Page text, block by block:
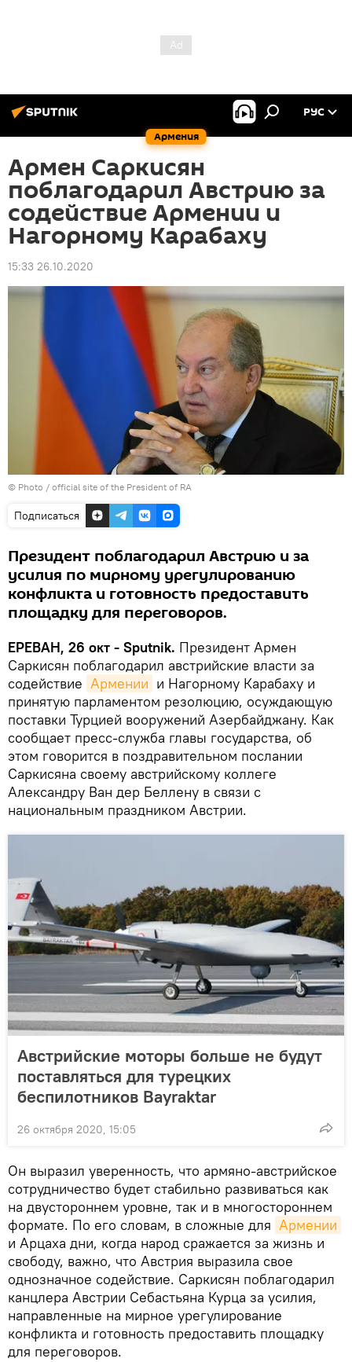
Армения
РУС
Армен Саркисян
поблагодарил Австрию за
содействие Армении и
Нагорному Карабаху
15:33 26.10.2020
© Photo / official site of the President of RA
Подписаться
Президент поблагодарил Австрию и за
усилия по мирному урегулированию
конфликта и готовность предоставить
площадку для переговоров.
ЕРЕВАН, 26 окт - Sputnik. Президент Армен
Саркисян поблагодарил австрийские власти за
содействие Армении и Нагорному Карабаху и
принятую парламентом резолюцию, осуждающую
поставки Турцией вооружений Азербайджану. Как
сообщает пресс-служба главы государства, об
этом говорится в поздравительном послании
Саркисяна своему австрийскому коллеге
Александру Ван дер Беллену в связи с
национальным праздником Австрии.
Австрийские моторы больше не будут
поставляться для турецких
беспилотников Bayraktar
26 октября 2020, 15:05
Он выразил уверенность, что армяно-австрийское
сотрудничество будет стабильно развиваться как
на двустороннем уровне, так и в многостороннем
формате. По его словам, в сложные для Армении
и Арцаха дни, когда народ сражается за жизнь и
свободу, важно, что Австрия выразила свое
однозначное содействие. Саркисян поблагодарил
канцлера Австрии Себастьяна Курца за усилия,
направленные на мирное урегулирование
конфликта и готовность предоставить площадку
для переговоров.